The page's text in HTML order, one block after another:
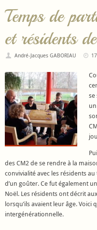
Temps de
et résidents
André-Jacques GABORIAU
se
des CM2 de se rendre à la
convivialité avec les résidents
d’un goûter. Ce fut également
Noël. Les résidents ont décrit
lorsqu’ils avaient leur âge.
intergénérationnelle.